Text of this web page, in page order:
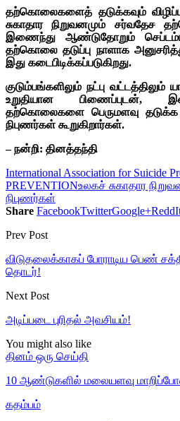
தற்கொலைகளைத் தடுக்கவும்
சுகாதார நிறுவனமும் சர்வதேச
இணைந்து ஆண்டுதோறும்
தற்கொலை தடுப்பு நாளாக
இது கடைபிடிக்கப்படுகிறது.
குடும்பங்களிலும் நட்பு வட்டத்திலும்
உறுதியான பிணைப்புடன்,
தற்கொலைகளை பெருமளவு தடுக்க
நிபுணர்கள் கூறுகிறார்கள்.
– நன்றி: தினத்தந்தி
International Association for Suicide
PREVENTIONஉலகச் சுகாதார
நிபுணர்கள்
Share FacebookTwitterGoogle+
Prev Post
விடுதலைக்காகப் போராடிய பெண்
தொடர்!
Next Post
அடிப்படை புரிதல் அவசியம்!
You might also like
தினம் ஒரு செய்தி
10 ஆண்டுகளில் மலையளவு
கதம்பம்